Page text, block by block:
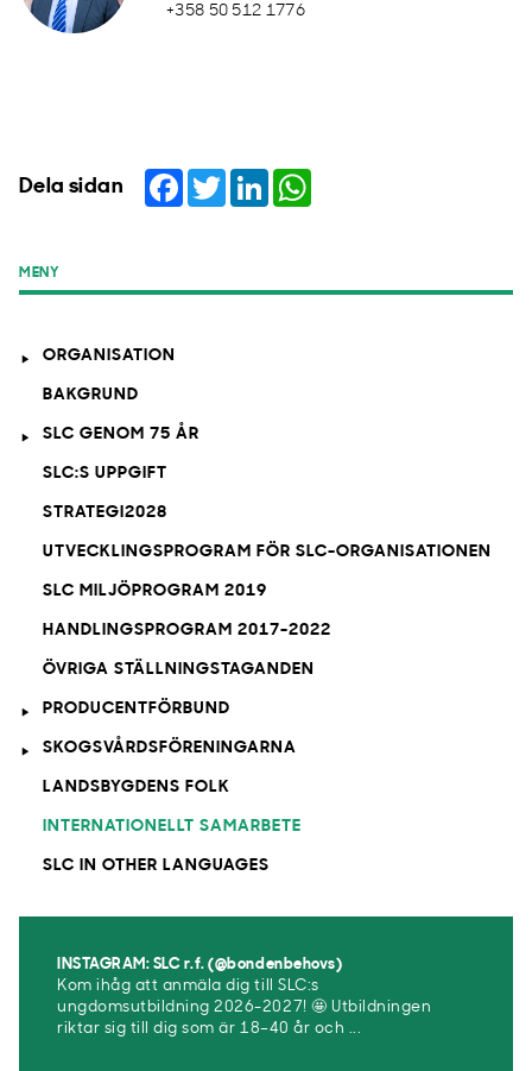
+358 50 512 1776
Dela sidan Facebook
TwitterLinkedIn
MENY
ORGANISATION
BAKGRUND
SLC GENOM 75 ÅR
SLC:S UPPGIFT
STRATEGI2028
UTVECKLINGSPROGRAM FÖR SLC-ORGANISATIONEN
SLC MILJÖPROGRAM 2019
HANDLINGSPROGRAM 2017-2022
ÖVRIGA STÄLLNINGSTAGANDEN
PRODUCENTFÖRBUND
SKOGSVÅRDSFÖRENINGARNA
LANDSBYGDENS FOLK
INTERNATIONELLT SAMARBETE
SLC IN OTHER LANGUAGES
INSTAGRAM: SLC r.f. (@bondenbehovs)
Kom ihåg att anmäla dig till SLC:s
ungdomsutbildning 2026-2027! 🤩 Utbildningen
riktar sig till dig som är 18–40 år och ...